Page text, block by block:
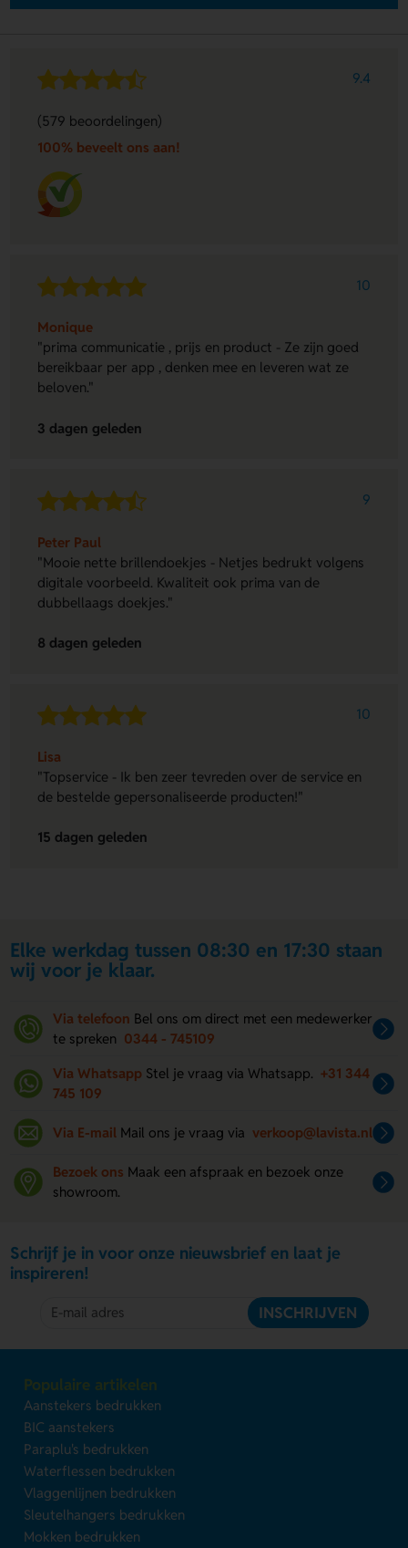
9.4
(579 beoordelingen)
100% beveelt ons aan!
10
Monique
"prima communicatie , prijs en product - Ze zijn goed
bereikbaar per app , denken mee en leveren wat ze
beloven."
3 dagen geleden
9
Peter Paul
"Mooie nette brillendoekjes - Netjes bedrukt volgens
digitale voorbeeld. Kwaliteit ook prima van de
dubbellaags doekjes."
8 dagen geleden
10
Lisa
"Topservice - Ik ben zeer tevreden over de service en
de bestelde gepersonaliseerde producten!"
15 dagen geleden
Elke werkdag tussen 08:30 en 17:30 staan
wij voor je klaar.
Via telefoon Bel ons om direct met een medewerker
te spreken 0344 - 745109
Via Whatsapp Stel je vraag via Whatsapp. +31 344
745 109
Via E-mail Mail ons je vraag via verkoop@lavista.nl
Bezoek ons Maak een afspraak en bezoek onze
showroom.
Schrijf je in voor onze nieuwsbrief en laat je
inspireren!
INSCHRIJVEN
Populaire artikelen
Aanstekers bedrukken
BIC aanstekers
Paraplu's bedrukken
Waterflessen bedrukken
Vlaggenlijnen bedrukken
Sleutelhangers bedrukken
Mokken bedrukken